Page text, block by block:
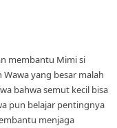
membantu Mimi si
yang besar malah
bahwa semut kecil bisa
pun belajar pentingnya
menjaga